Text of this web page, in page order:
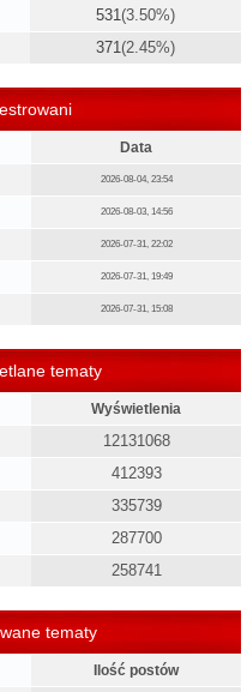
531(3.50%)
371(2.45%)
Data
2026-08-04, 23:54
2026-08-03, 14:56
2026-07-31, 22:02
2026-07-31, 19:49
2026-07-31, 15:08
tematy
Wyświetlenia
12131068
412393
335739
287700
258741
tematy
Ilość postów